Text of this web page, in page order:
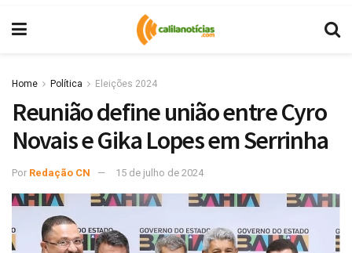
Home Política Eleições 2024
Reunião define união entre Cyro
Novais e Gika Lopes em Serrinha
Por Redação CN 15 de julho de 2024